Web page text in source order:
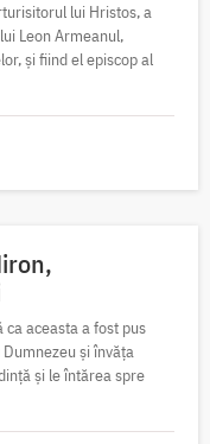
lui Hristos, a
Leon Armeanul,
și fiind el episcop al
aceasta a fost pus
și învăța
și le întărea spre